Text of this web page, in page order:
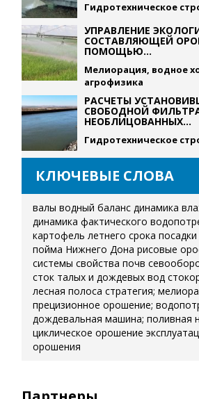
Гидротехническое
УПРАВЛЕНИЕ
СОСТАВЛЯЮЩЕЙ
ПОМОЩЬЮ...
Мелиорация, водное
агрофизика
РАСЧЕТЫ
СВОБОДНОЙ
НЕОБЛИЦОВАННЫХ...
Гидротехническое
КЛЮЧЕВЫЕ СЛОВА
валы водный баланс динамика
динамика фактического
картофель летнего срока посадки
пойма Нижнего Дона рисовые
системы свойства почв
сток талых и дождевых вод
лесная полоса стратегия;
прецизионное орошение;
дождевальная машина; поливная
циклическое орошение
орошения